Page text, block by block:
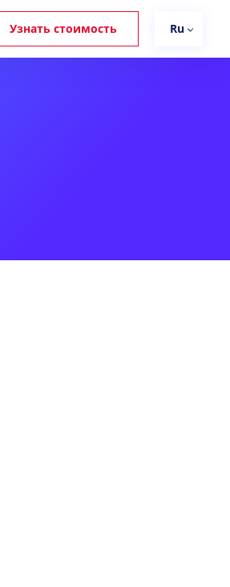
Узнать стоимость Ru